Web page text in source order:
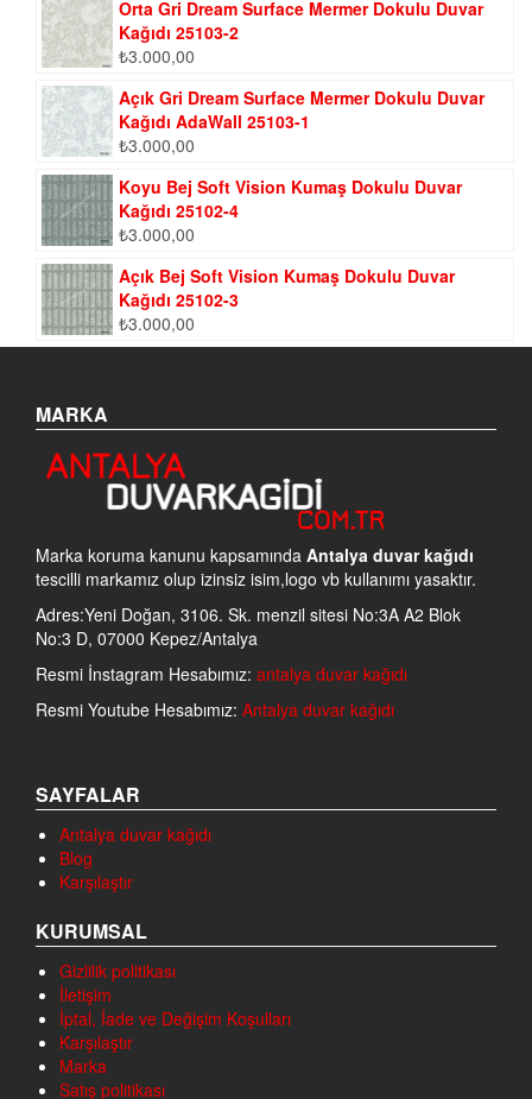
Orta Gri Dream Surface Mermer Dokulu Duvar
Kağıdı 25103-2
₺3.000,00
Açık Gri Dream Surface Mermer Dokulu Duvar
Kağıdı AdaWall 25103-1
₺3.000,00
Koyu Bej Soft Vision Kumaş Dokulu Duvar
Kağıdı 25102-4
₺3.000,00
Açık Bej Soft Vision Kumaş Dokulu Duvar
Kağıdı 25102-3
₺3.000,00
MARKA
Marka koruma kanunu kapsamında Antalya duvar kağıdı
tescilli markamız olup izinsiz isim,logo vb kullanımı yasaktır.
Adres:Yeni Doğan, 3106. Sk. menzil sitesi No:3A A2 Blok
No:3 D, 07000 Kepez/Antalya
Resmi İnstagram Hesabımız: antalya duvar kağıdı
Resmi Youtube Hesabımız: Antalya duvar kağıdı
SAYFALAR
Antalya duvar kağıdı
Blog
Karşılaştır
KURUMSAL
Gizlilik politikası
İletişim
İptal, İade ve Değişim Koşulları
Karşılaştır
Marka
Satış politikası